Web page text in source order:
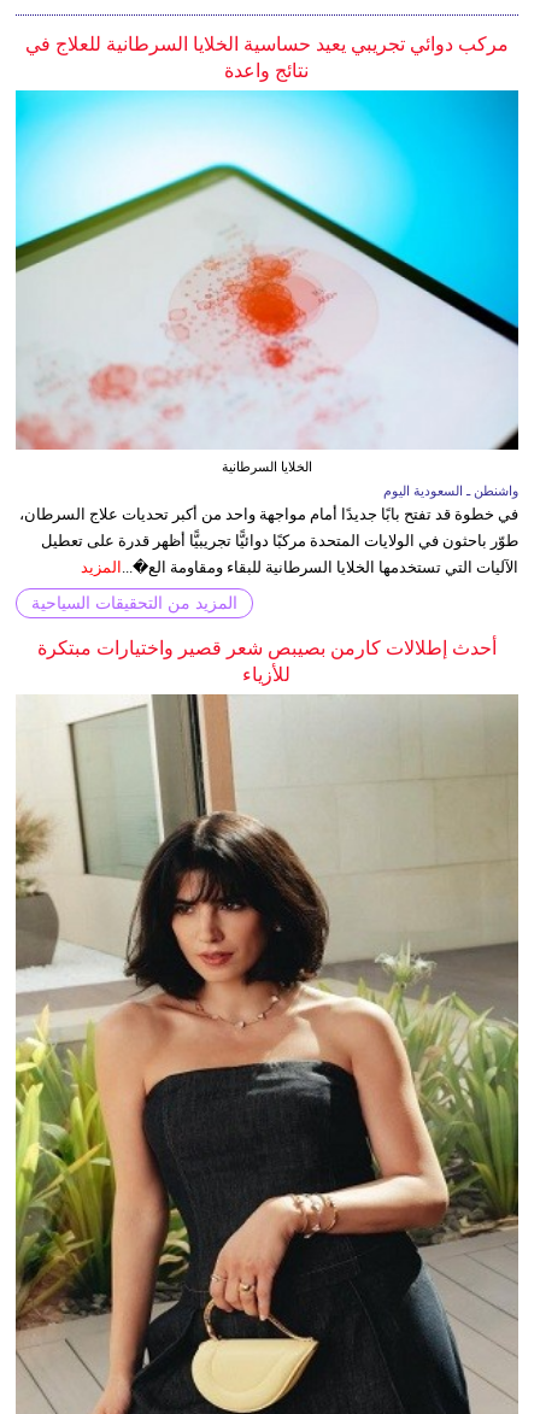
مركب دوائي تجريبي يعيد حساسية الخلايا السرطانية للعلاج في
نتائج واعدة
الخلايا السرطانية
واشنطن ـ السعودية اليوم
في خطوة قد تفتح بابًا جديدًا أمام مواجهة واحد من أكبر تحديات علاج السرطان،
طوّر باحثون في الولايات المتحدة مركبًا دوائيًّا تجريبيًّا أظهر قدرة على تعطيل
الآليات التي تستخدمها الخلايا السرطانية للبقاء ومقاومة الع�... المزيد
المزيد من التحقيقات السياحية
أحدث إطلالات كارمن بصيبص شعر قصير واختيارات مبتكرة
للأزياء